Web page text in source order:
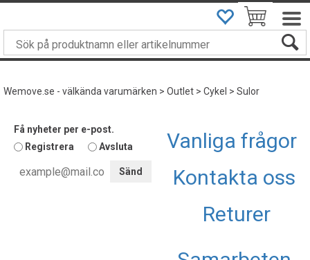
Wemove.se - välkända varumärken>Outlet>Cykel >Sulor
Få nyheter per e-post.
Registrera
Avsluta
Vanliga frågor
Kontakta oss
Returer